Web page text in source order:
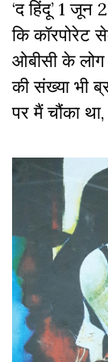
‘द हिंदू’ 1
कि कॉरपोरेट
ओबीसी के लोग
की संख्या भी
पर मैं चौंका